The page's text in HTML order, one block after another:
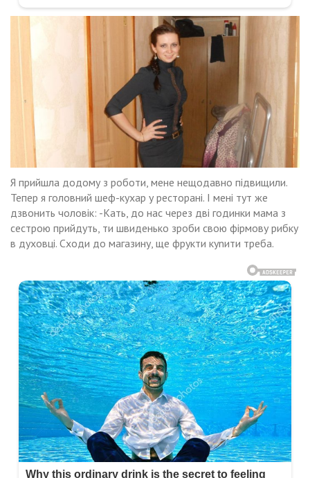
Я прийшла додому з роботи, мене нещодавно підвищили.
Тепер я головний шеф-кухар у ресторані. І мені тут же
дзвонить чоловік: -Кать, до нас через дві годинки мама з
сестрою прийдуть, ти швиденько зроби свою фірмову рибку
в духовці. Сходи до магазину, ще фрукти куnити треба.